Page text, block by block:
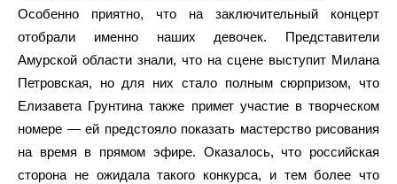
Особенно приятно, что на заключительный концерт
отобрали именно наших девочек. Представители
Амурской области знали, что на сцене выступит Милана
Петровская, но для них стало полным сюрпризом, что
Елизавета Грунтина также примет участие в творческом
номере — ей предстояло показать мастерство рисования
на время в прямом эфире. Оказалось, что российская
сторона не ожидала такого конкурса, и тем более что